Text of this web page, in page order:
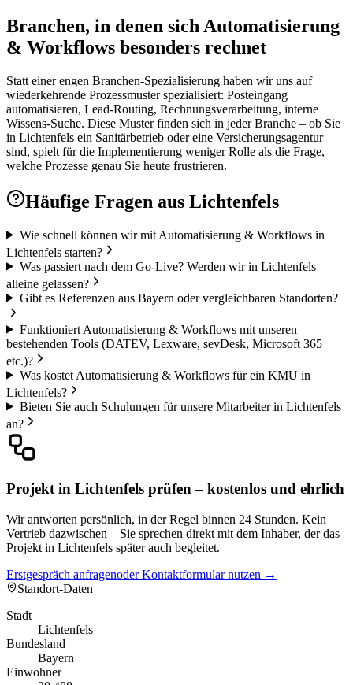
Branchen, in denen sich Automatisierung
& Workflows besonders rechnet
Statt einer engen Branchen-Spezialisierung haben wir uns auf
wiederkehrende Prozessmuster spezialisiert: Posteingang
automatisieren, Lead-Routing, Rechnungsverarbeitung, interne
Wissens-Suche. Diese Muster finden sich in jeder Branche – ob Sie
in Lichtenfels ein Sanitärbetrieb oder eine Versicherungsagentur
sind, spielt für die Implementierung weniger Rolle als die Frage,
welche Prozesse genau Sie heute frustrieren.
Häufige Fragen aus Lichtenfels
Wie schnell können wir mit Automatisierung & Workflows in
Lichtenfels starten?
Was passiert nach dem Go-Live? Werden wir in Lichtenfels
alleine gelassen?
Gibt es Referenzen aus Bayern oder vergleichbaren Standorten?
Funktioniert Automatisierung & Workflows mit unseren
bestehenden Tools (DATEV, Lexware, sevDesk, Microsoft 365
etc.)?
Was kostet Automatisierung & Workflows für ein KMU in
Lichtenfels?
Bieten Sie auch Schulungen für unsere Mitarbeiter in Lichtenfels
an?
Projekt in Lichtenfels prüfen – kostenlos und ehrlich
Wir antworten persönlich, in der Regel binnen 24 Stunden. Kein
Vertrieb dazwischen – Sie sprechen direkt mit dem Inhaber, der das
Projekt in Lichtenfels später auch begleitet.
Erstgespräch anfragenoder Kontaktformular nutzen →
Standort-Daten
Stadt
Lichtenfels
Bundesland
Bayern
Einwohner